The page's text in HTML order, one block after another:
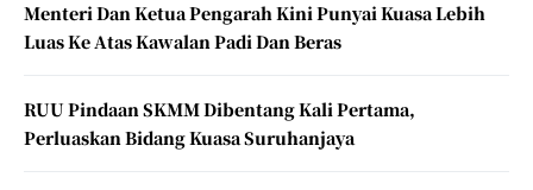
Menteri Dan Ketua Pengarah Kini Punyai Kuasa Lebih
Luas Ke Atas Kawalan Padi Dan Beras
RUU Pindaan SKMM Dibentang Kali Pertama,
Perluaskan Bidang Kuasa Suruhanjaya